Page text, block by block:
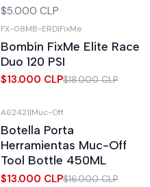
$5.000 CLP
-28% OFF
FX-08MB-ERD|FixMe
Bombín FixMe Elite Race
Duo 120 PSI
$13.000 CLP$18.000 CLP
OFF
A62421|Muc-Off
Botella Porta
Herramientas Muc-Off
Tool Bottle 450ML
$13.000 CLP$16.000 CLP